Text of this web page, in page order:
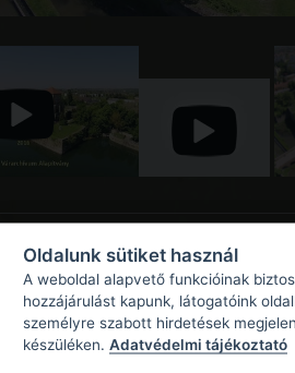
Oldalunk sütiket használ
A weboldal alapvető funkcióinak
hozzájárulást kapunk, látogatóink
személyre szabott hirdetések
készüléken. Adatvédelmi tájékoztató